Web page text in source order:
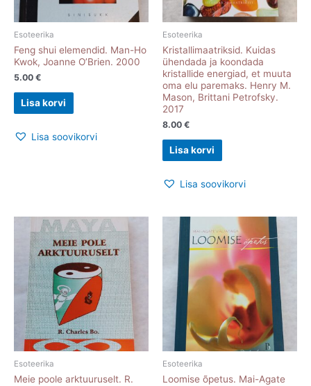
Esoteerika
Feng shui elemendid. Man-Ho
Kwok, Joanne O’Brien. 2000
5.00 €
Lisa korvi
Lisa soovikorvi
Esoteerika
Kristallimaatriksid. Kuidas
ühendada ja koondada
kristallide energiad, et muuta
oma elu paremaks. Henry M.
Mason, Brittani Petrofsky.
2017
8.00 €
Lisa korvi
Lisa soovikorvi
Esoteerika
Meie poole arktuuruselt. R.
Esoteerika
Loomise õpetus. Mai-Agate